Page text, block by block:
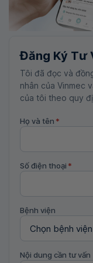
Đăng Ký Tư
Tôi đã đọc và
nhân của Vinmec
của tôi theo quy
Họ và tên *
Số điện thoại *
Bệnh viện
Nội dung cần tư vấn